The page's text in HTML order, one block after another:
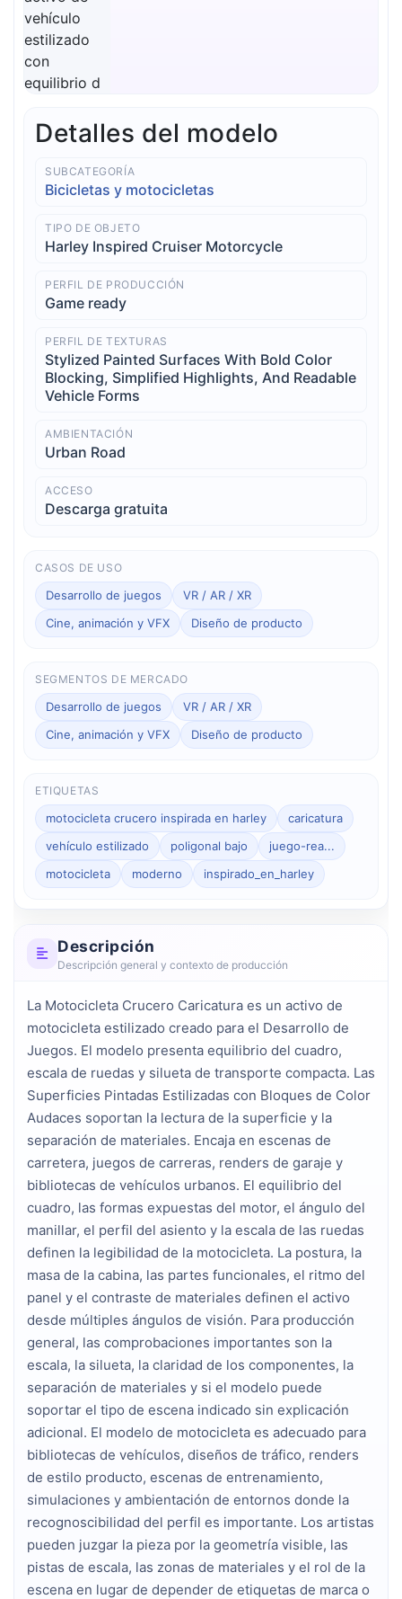
Detalles del modelo
SUBCATEGORÍA
Bicicletas y motocicletas
TIPO DE OBJETO
Harley Inspired Cruiser Motorcycle
PERFIL DE PRODUCCIÓN
Game ready
PERFIL DE TEXTURAS
Stylized Painted Surfaces With Bold Color
Blocking, Simplified Highlights, And Readable
Vehicle Forms
AMBIENTACIÓN
Urban Road
ACCESO
Descarga gratuita
CASOS DE USO
Desarrollo de juegos
VR / AR / XR
Cine, animación y VFX
Diseño de producto
SEGMENTOS DE MERCADO
Desarrollo de juegos
VR / AR / XR
Cine, animación y VFX
Diseño de producto
ETIQUETAS
motocicleta crucero inspirada en harley
caricatura
vehículo estilizado
poligonal bajo
juego-rea...
motocicleta
moderno inspirado_en_harley
Descripción
Descripción general y contexto de producción
La Motocicleta Crucero Caricatura es un activo de
motocicleta estilizado creado para el Desarrollo de
Juegos. El modelo presenta equilibrio del cuadro,
escala de ruedas y silueta de transporte compacta. Las
Superficies Pintadas Estilizadas con Bloques de Color
Audaces soportan la lectura de la superficie y la
separación de materiales. Encaja en escenas de
carretera, juegos de carreras, renders de garaje y
bibliotecas de vehículos urbanos. El equilibrio del
cuadro, las formas expuestas del motor, el ángulo del
manillar, el perfil del asiento y la escala de las ruedas
definen la legibilidad de la motocicleta. La postura, la
masa de la cabina, las partes funcionales, el ritmo del
panel y el contraste de materiales definen el activo
desde múltiples ángulos de visión. Para producción
general, las comprobaciones importantes son la
escala, la silueta, la claridad de los componentes, la
separación de materiales y si el modelo puede
soportar el tipo de escena indicado sin explicación
adicional. El modelo de motocicleta es adecuado para
bibliotecas de vehículos, diseños de tráfico, renders
de estilo producto, escenas de entrenamiento,
simulaciones y ambientación de entornos donde la
recognoscibilidad del perfil es importante. Los artistas
pueden juzgar la pieza por la geometría visible, las
pistas de escala, las zonas de materiales y el rol de la
escena en lugar de depender de etiquetas de marca o